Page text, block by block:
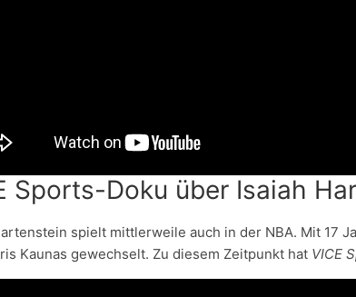
Sports-Doku über Isaiah
spielt mittlerweile auch in der NBA. Mit 17
Kaunas gewechselt. Zu diesem Zeitpunkt hat VICE